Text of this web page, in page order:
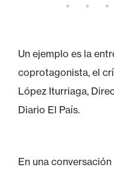
Un ejemplo es la
coprotagonista, el
López Iturriaga,
Diario El País.
En una